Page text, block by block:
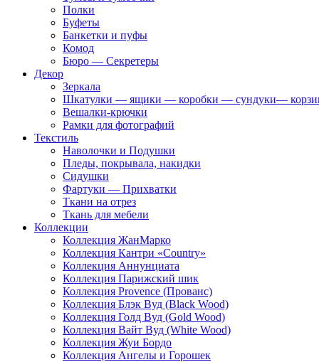
Полки
Буфеты
Банкетки и пуфы
Комод
Бюро — Секретеры
Декор
Зеркала
Шкатулки — ящики — коробки — сундуки—
Вешалки-крючки
Рамки для фотографий
Текстиль
Наволочки и Подушки
Пледы, покрывала, накидки
Сидушки
Фартуки — Прихватки
Ткани на отрез
Ткань для мебели
Коллекции
Коллекция ЖанМарко
Коллекция Кантри «Country»
Коллекция Аннунциата
Коллекция Парижский шик
Коллекция Provence (Прованс)
Коллекция Блэк Вуд (Black Wood)
Коллекция Голд Вуд (Gold Wood)
Коллекция Вайт Вуд (White Wood)
Коллекция Жуи Бордо
Коллекция Ангелы и Горошек